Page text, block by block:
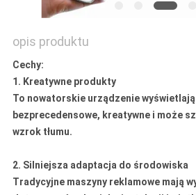
opis produktu
Cechy:
1. Kreatywne produkty
To nowatorskie urządzenie
bezprecedensowe, kreatywne i może
wzrok tłumu.
2. Silniejsza adaptacja do środowiska
Tradycyjne maszyny reklamowe mają